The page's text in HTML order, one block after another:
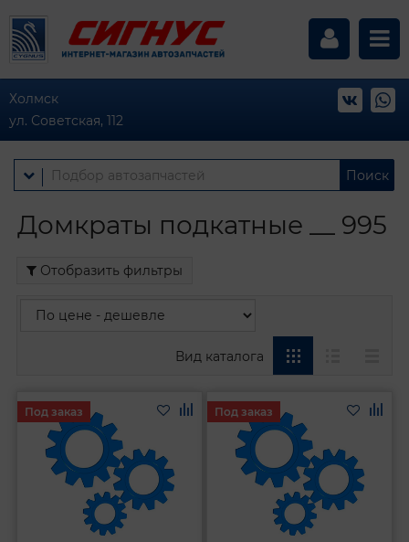
Холмск
ул. Советская, 112
Поиск
Домкраты подкатные __ 995
Отобразить фильтры
Вид каталога
Под заказ Под заказ